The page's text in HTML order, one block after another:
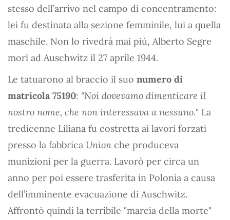
stesso dell’arrivo nel campo di concentramento:
lei fu destinata alla sezione femminile, lui a quella
maschile. Non lo rivedrà mai più, Alberto Segre
morì ad Auschwitz il 27 aprile 1944.
Le tatuarono al braccio il suo numero di
matricola 75190: "Noi dovevamo dimenticare il
nostro nome, che non interessava a nessuno." La
tredicenne Liliana fu costretta ai lavori forzati
presso la fabbrica Union che produceva
munizioni per la guerra. Lavorò per circa un
anno per poi essere trasferita in Polonia a causa
dell’imminente evacuazione di Auschwitz.
Affrontò quindi la terribile "marcia della morte"